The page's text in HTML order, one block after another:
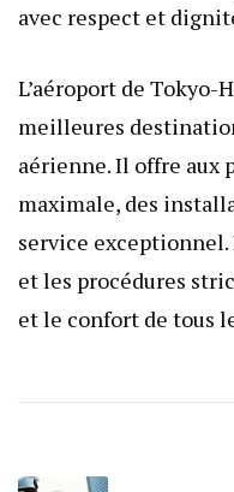
avec respect et
L’aéroport de Tokyo-
meilleures
aérienne. Il offre aux
maximale, des
service
et les procédures
et le confort de tous